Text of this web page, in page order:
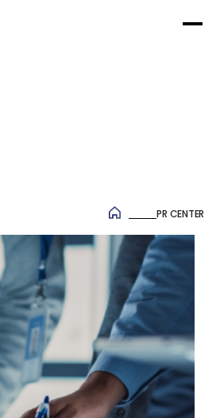
SYSTEM SI SERVICE
WEB / APP 구축
CONVERSION SERVICE
IT OUTSOURCING
PR CENTER